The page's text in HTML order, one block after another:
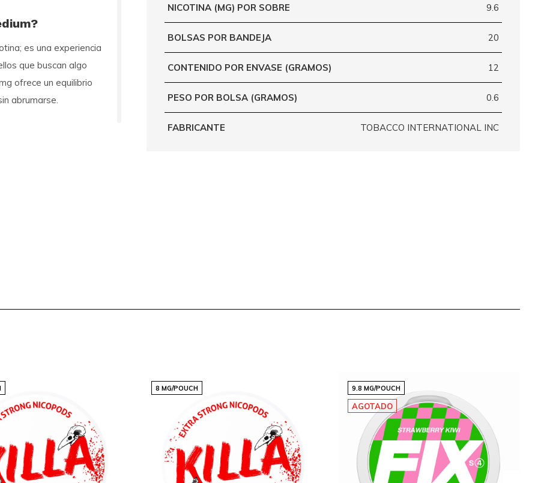
es una experiencia
que buscan algo
ofrece un equilibrio
abrumarse.
delgado que se
otra.
Medium puede
que no querrás
de clientes
¡Haz tu pedido hoy
NICOTINA (MG) POR SOBRE 9.6
BOLSAS POR BANDEJA 20
CONTENIDO POR ENVASE (GRAMOS) 12
PESO POR BOLSA (GRAMOS) 0.6
FABRICANTE TOBACCO INTERNATIONAL INC
8 MG/POUCH 9.8 MG/POUCH
AGOTADO